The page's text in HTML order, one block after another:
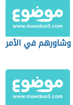
وشاورهم في الأمر